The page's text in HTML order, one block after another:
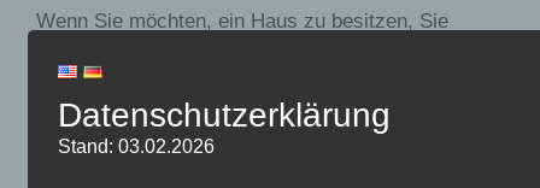
Wenn Sie möchten, ein Haus zu besitzen, Sie
Investoren dont haben viel. Dasss, warum die
Investition in Immobilien istt die richtige für viele
von Ihnen. Wenn Sie wollen es doch, Sie brauchen
Datenschutzerklärung
Stand: 03.02.2026